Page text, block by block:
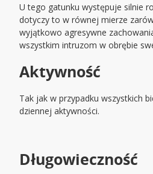
U tego gatunku występuje silnie
dotyczy to w równej mierze
wyjątkowo agresywne
wszystkim intruzom w obrębie
Aktywność
Tak jak w przypadku wszystkich
dziennej aktywności.
Długowieczność